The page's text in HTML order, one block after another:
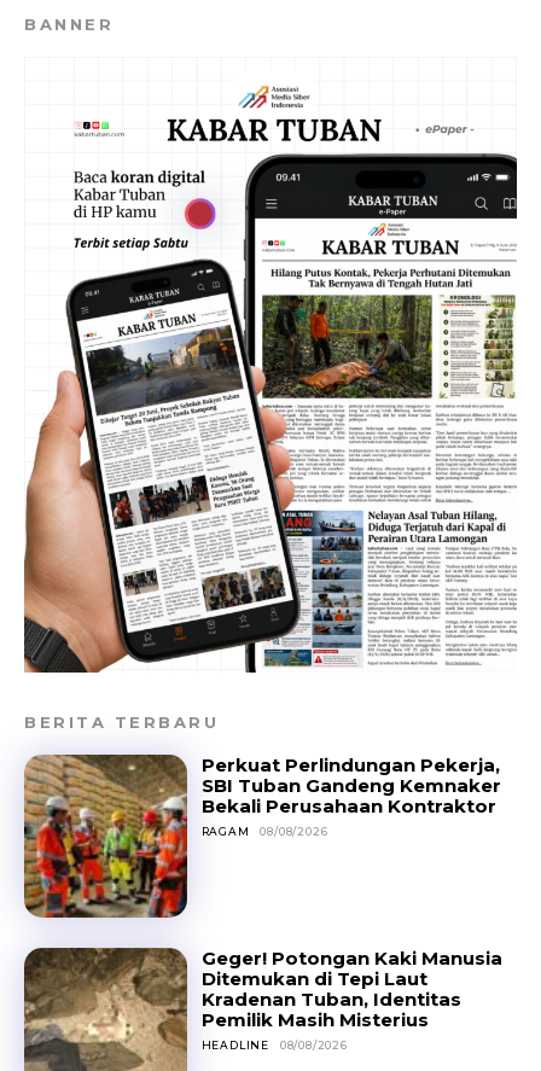
BANNER
BERITA TERBARU
Perkuat Perlindungan Pekerja,
SBI Tuban Gandeng Kemnaker
Bekali Perusahaan Kontraktor
RAGAM 08/08/2026
Geger! Potongan Kaki Manusia
Ditemukan di Tepi Laut
Kradenan Tuban, Identitas
Pemilik Masih Misterius
HEADLINE 08/08/2026